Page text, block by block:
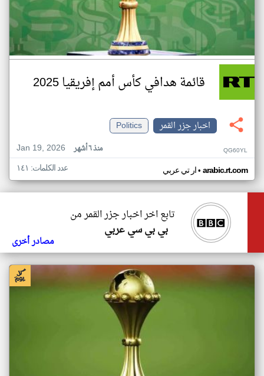
قائمة هدافي كأس أمم إفريقيا 2025
اخبار جزر القمر
Politics
Jan 19, 2026
منذ ٦ أشهر QG60YL
ار تي عربي• arabic.rt.com عدد الكلمات: ١٤١
تابع اخر اخبار جزر القمر من
بي بي سي عربي
مصادر أخرى